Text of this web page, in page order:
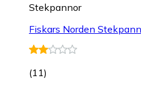
Stekpannor
Fiskars Norden
(11)